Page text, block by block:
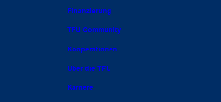
Finanzierung
TFU Community
Kooperationen
Über die TFU
Karriere